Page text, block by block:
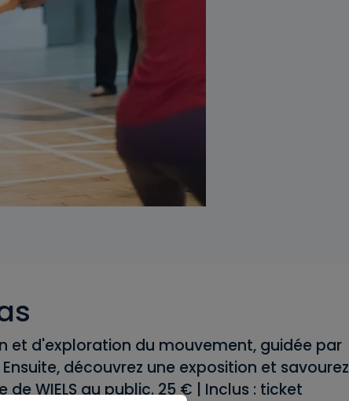
et d'exploration du mouvement, guidée par
découvrez une exposition et savourez
WIELS au public. 25 € | Inclus : ticket